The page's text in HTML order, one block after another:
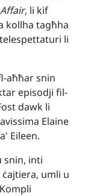
, li kif
kollha tagħha
li
aħħar snin
episodji fil-
dawk li
Elaine
Eileen.
snin, inti
umli u